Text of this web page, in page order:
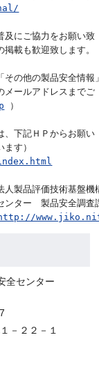
にご協力をお願い致
載も歓迎致します。
の他の製品安全情報
ールアドレスまでご
下記ＨＰからお願い
掲載しています
評価技術基盤機
安全調査
全センター
－２２－１